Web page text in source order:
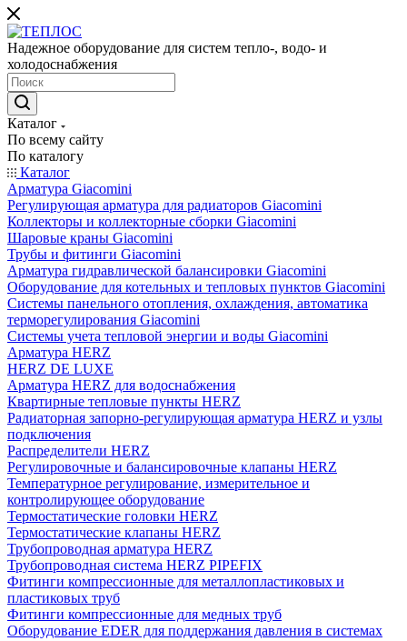
Надежное оборудование для систем тепло-, водо- и
холодоснабжения
Каталог
По всему сайту
По каталогу
Каталог
Арматура Giacomini
Регулирующая арматура для радиаторов Giacomini
Коллекторы и коллекторные сборки Giacomini
Шаровые краны Giacomini
Трубы и фитинги Giacomini
Арматура гидравлической балансировки Giacomini
Оборудование для котельных и тепловых пунктов Giacomini
Системы панельного отопления, охлаждения, автоматика
терморегулирования Giacomini
Системы учета тепловой энергии и воды Giacomini
Арматура HERZ
HERZ DE LUXE
Арматура HERZ для водоснабжения
Квартирные тепловые пункты HERZ
Радиаторная запорно-регулирующая арматура HERZ и узлы
подключения
Распределители HERZ
Регулировочные и балансировочные клапаны HERZ
Температурное регулирование, измерительное и
контролирующее оборудование
Термостатические головки HERZ
Термостатические клапаны HERZ
Трубопроводная арматура HERZ
Трубопроводная система HERZ PIPEFIX
Фитинги компрессионные для металлопластиковых и
пластиковых труб
Фитинги компрессионные для медных труб
Оборудование EDER для поддержания давления в системах